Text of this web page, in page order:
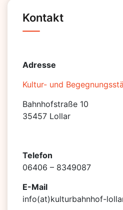
Kontakt
Adresse
Kultur- und
Bahnhofstraße 10
35457 Lollar
Telefon
06406 – 8349087
E-Mail
info(at)kulturbahnhof-